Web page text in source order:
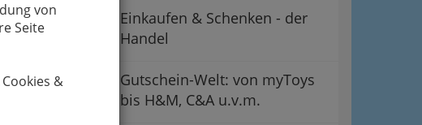
von
Seite
&
Einkaufen & Schenken - der
Handel
Gutschein-Welt: von myToys
bis H&M, C&A u.v.m.